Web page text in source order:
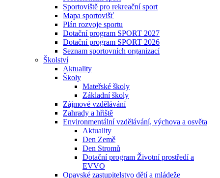
Sportoviště pro rekreační sport
Mapa sportovišť
Plán rozvoje sportu
Dotační program SPORT 2027
Dotační program SPORT 2026
Seznam sportovních organizací
Školství
Aktuality
Školy
Mateřské školy
Základní školy
Zájmové vzdělávání
Zahrady a hřiště
Environmentální vzdělávání, výchova a osvěta
Aktuality
Den Země
Den Stromů
Dotační program Životní prostředí a
EVVO
Opavské zastupitelstvo dětí a mládeže